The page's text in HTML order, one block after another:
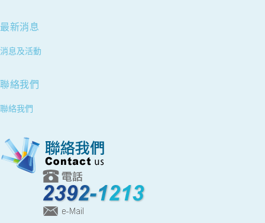
最新消息
消息及活動
聯絡我們
聯絡我們